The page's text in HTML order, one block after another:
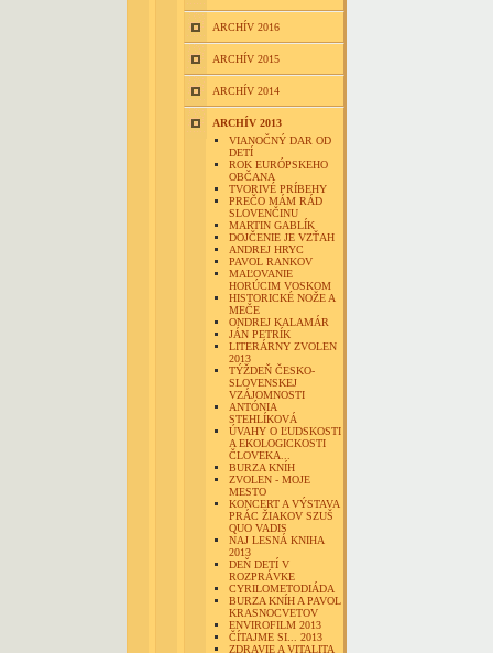
ARCHÍV 2016
ARCHÍV 2015
ARCHÍV 2014
ARCHÍV 2013
VIANOČNÝ DAR OD
DETÍ
ROK EURÓPSKEHO
OBČANA
TVORIVÉ PRÍBEHY
PREČO MÁM RÁD
SLOVENČINU
MARTIN GABLÍK
DOJČENIE JE VZŤAH
ANDREJ HRYC
PAVOL RANKOV
MAĽOVANIE
HORÚCIM VOSKOM
HISTORICKÉ NOŽE A
MEČE
ONDREJ KALAMÁR
JÁN PETRÍK
LITERÁRNY ZVOLEN
2013
TÝŽDEŇ ČESKO-
SLOVENSKEJ
VZÁJOMNOSTI
ANTÓNIA
STEHLÍKOVÁ
ÚVAHY O ĽUDSKOSTI
A EKOLOGICKOSTI
ČLOVEKA...
BURZA KNÍH
ZVOLEN - MOJE
MESTO
KONCERT A VÝSTAVA
PRÁC ŽIAKOV SZUŠ
QUO VADIS
NAJ LESNÁ KNIHA
2013
DEŇ DETÍ V
ROZPRÁVKE
CYRILOMETODIÁDA
BURZA KNÍH A PAVOL
KRASNOCVETOV
ENVIROFILM 2013
ČÍTAJME SI... 2013
ZDRAVIE A VITALITA